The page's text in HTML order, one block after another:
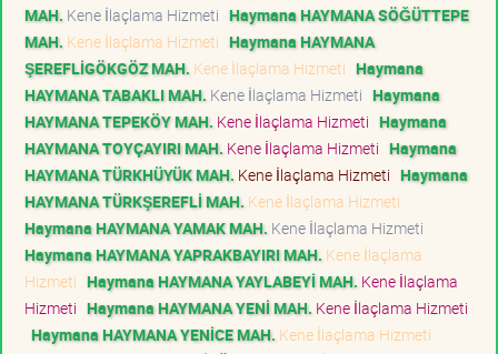
MAH. Kene İlaçlama Hizmeti Haymana HAYMANA SÖĞÜTTEPE
MAH. Kene İlaçlama Hizmeti Haymana HAYMANA
ŞEREFLİGÖKGÖZ MAH. Kene İlaçlama Hizmeti Haymana
HAYMANA TABAKLI MAH. Kene İlaçlama Hizmeti Haymana
HAYMANA TEPEKÖY MAH. Kene İlaçlama Hizmeti Haymana
HAYMANA TOYÇAYIRI MAH. Kene İlaçlama Hizmeti Haymana
HAYMANA TÜRKHÜYÜK MAH. Kene İlaçlama Hizmeti Haymana
HAYMANA TÜRKŞEREFLİ MAH. Kene İlaçlama Hizmeti
Haymana HAYMANA YAMAK MAH. Kene İlaçlama Hizmeti
Haymana HAYMANA YAPRAKBAYIRI MAH. Kene İlaçlama
Hizmeti Haymana HAYMANA YAYLABEYİ MAH. Kene İlaçlama
Hizmeti Haymana HAYMANA YENİ MAH. Kene İlaçlama Hizmeti
Haymana HAYMANA YENİCE MAH. Kene İlaçlama Hizmeti